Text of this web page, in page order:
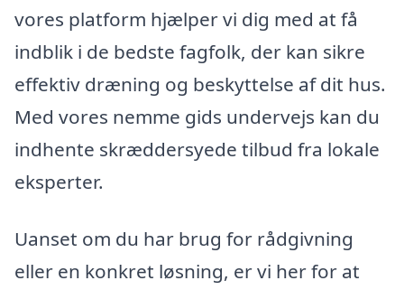
vores platform hjælper vi dig med at få
indblik i de bedste fagfolk, der kan sikre
effektiv dræning og beskyttelse af dit hus.
Med vores nemme gids undervejs kan du
indhente skræddersyede tilbud fra lokale
eksperter.
Uanset om du har brug for rådgivning
eller en konkret løsning, er vi her for at